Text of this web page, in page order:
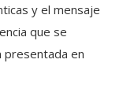
y el mensaje
que se
presentada en